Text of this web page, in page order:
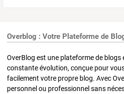
Overblog : Votre Plateforme de
OverBlog est une plateforme de blogs
constante évolution, conçue pour
facilement votre propre blog. Avec
personnel ou professionnel sans